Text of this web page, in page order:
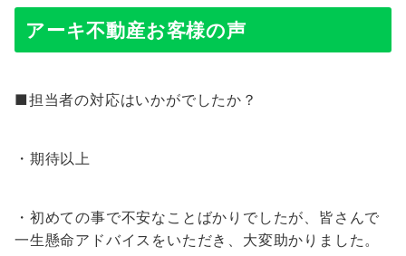
アーキ不動産お客様の声
■担当者の対応はいかがでしたか？
・期待以上
・初めての事で不安なことばかりでしたが、皆さんで
一生懸命アドバイスをいただき、大変助かりました。